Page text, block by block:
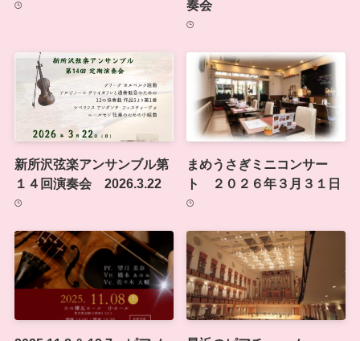
奏会
新所沢弦楽アンサンブル第
１４回演奏会 2026.3.22
まめうさぎミニコンサー
ト ２０２６年３月３１日